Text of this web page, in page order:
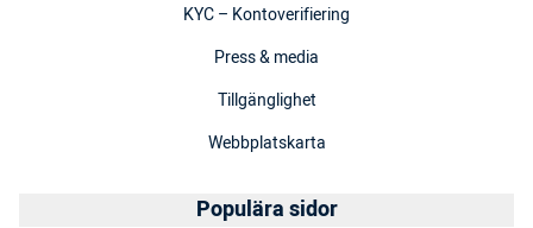
KYC – Kontoverifiering
Press & media
Tillgänglighet
Webbplatskarta
Populära sidor